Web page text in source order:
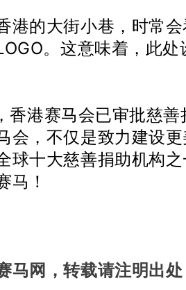
港的大街小巷，时常
。这意味着，此
香港赛马会已审批慈
会，不仅是致力建设
球十大慈善捐助机构
马！
马网，转载请注明出